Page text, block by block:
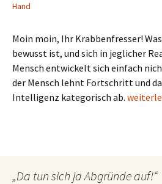
Hand
Moin moin, Ihr Krabbenfresser!
bewusst ist, und sich in jeglicher
Mensch entwickelt sich einfach
der Mensch lehnt Fortschritt und
Intelligenz kategorisch ab.
„Da tun sich ja Abgründe auf!“